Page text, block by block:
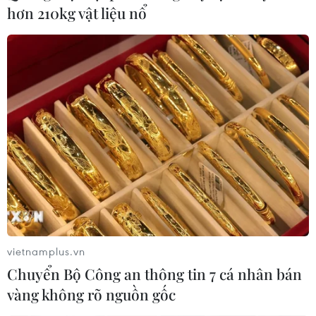
07/08/2026 06:37
Thái Lan: Xả súng gây thương vong
tại trường học ở Nonthaburi
07/08/2026 05:12
Nghệ nhân Đặng Văn Hậu
thổi sức sống mới cho nghệ thuật tò
he truyền thống
07/08/2026 03:19
Sập công trình tại Cuba khiến 2
người tử vong
hơn 210kg vật liệu nổ
vietnamplus.vn
Chuyển Bộ Công an thông tin 7 cá nhân bán
vàng không rõ nguồn gốc